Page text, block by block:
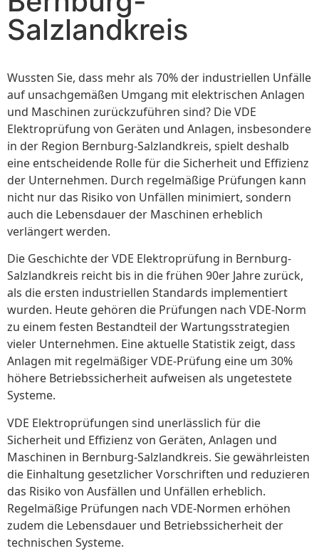
Salzlandkreis
Wussten Sie, dass mehr als 70% der industriellen Unfälle
auf unsachgemäßen Umgang mit elektrischen Anlagen
und Maschinen zurückzuführen sind? Die VDE
Elektroprüfung von Geräten und Anlagen, insbesondere
in der Region Bernburg-Salzlandkreis, spielt deshalb
eine entscheidende Rolle für die Sicherheit und Effizienz
der Unternehmen. Durch regelmäßige Prüfungen kann
nicht nur das Risiko von Unfällen minimiert, sondern
auch die Lebensdauer der Maschinen erheblich
verlängert werden.
Die Geschichte der VDE Elektroprüfung in Bernburg-
Salzlandkreis reicht bis in die frühen 90er Jahre zurück,
als die ersten industriellen Standards implementiert
wurden. Heute gehören die Prüfungen nach VDE-Norm
zu einem festen Bestandteil der Wartungsstrategien
vieler Unternehmen. Eine aktuelle Statistik zeigt, dass
Anlagen mit regelmäßiger VDE-Prüfung eine um 30%
höhere Betriebssicherheit aufweisen als ungetestete
Systeme.
VDE Elektroprüfungen sind unerlässlich für die
Sicherheit und Effizienz von Geräten, Anlagen und
Maschinen in Bernburg-Salzlandkreis. Sie gewährleisten
die Einhaltung gesetzlicher Vorschriften und reduzieren
das Risiko von Ausfällen und Unfällen erheblich.
Regelmäßige Prüfungen nach VDE-Normen erhöhen
zudem die Lebensdauer und Betriebssicherheit der
technischen Systeme.